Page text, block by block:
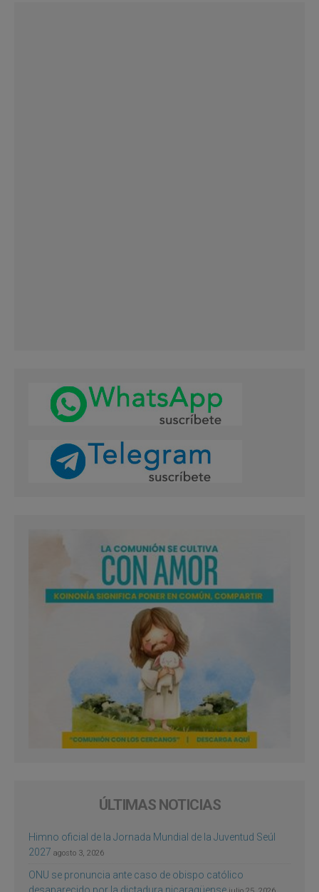
ÚLTIMAS NOTICIAS
Himno oficial de la Jornada Mundial de la Juventud Seúl
2027 agosto 3, 2026
ONU se pronuncia ante caso de obispo católico